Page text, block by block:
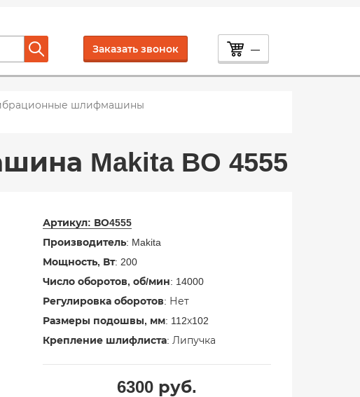
Заказать звонок —
шлифмашины
Makita BO 4555
Артикул: ВО4555
Производитель: Makita
Мощность, Вт: 200
Число оборотов, об/мин: 14000
Регулировка оборотов: Нет
Размеры подошвы, мм: 112х102
Крепление шлифлиста: Липучка
6300руб.